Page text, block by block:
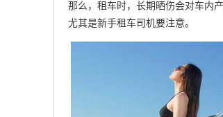
那么，租车时，长期晒伤会对车内
尤其是新手租车司机要注意。